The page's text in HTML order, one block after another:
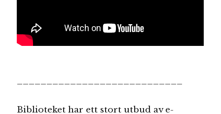
Biblioteket har ett stort utbud av e-